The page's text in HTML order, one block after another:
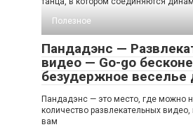
Полезное
Пандадэнс —
видео — Go-go
безудержное веселье
Пандадэнс — это место, где можно
количество развлекательных видео,
вам